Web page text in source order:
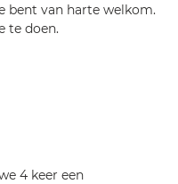
bent van harte welkom.
te doen.
4 keer een